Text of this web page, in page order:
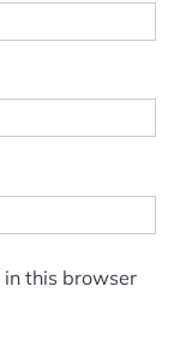
this browser